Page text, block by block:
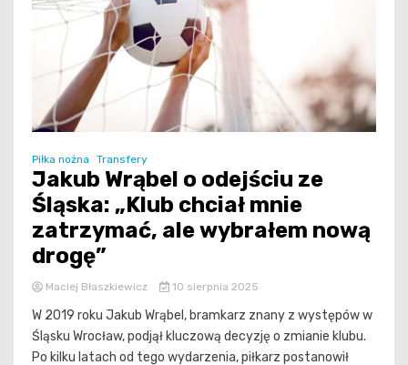
Piłka nożna Transfery
Jakub Wrąbel o odejściu ze
Śląska: „Klub chciał mnie
zatrzymać, ale wybrałem nową
drogę”
Maciej Błaszkiewicz 10 sierpnia 2025
W 2019 roku Jakub Wrąbel, bramkarz znany z występów w
Śląsku Wrocław, podjął kluczową decyzję o zmianie klubu.
Po kilku latach od tego wydarzenia, piłkarz postanowił